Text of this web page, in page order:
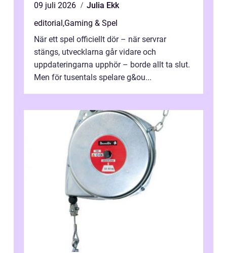
09 juli 2026
Julia Ekk
editorial ,Gaming & Spel
När ett spel officiellt dör – när servrar
stängs, utvecklarna går vidare och
uppdateringarna upphör – borde allt ta slut.
Men för tusentals spelare g&ou...